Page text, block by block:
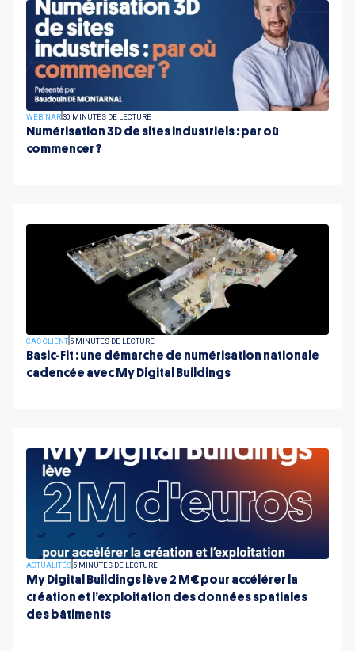
WEBINAR30 MINUTES DE LECTURE
Numérisation 3D de sites industriels : par où
commencer ?
CAS CLIENT5 MINUTES DE LECTURE
Basic-Fit : une démarche de numérisation nationale
cadencée avec My Digital Buildings
ACTUALITÉS5 MINUTES DE LECTURE
My Digital Buildings lève 2 M€ pour accélérer la
création et l’exploitation des données spatiales
des bâtiments